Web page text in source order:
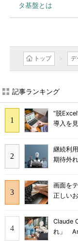
タ基盤とは
トップ デ
記事ランキング
“脱
導入を
継続利
期待外
画面を
正しい
Claude
れ」